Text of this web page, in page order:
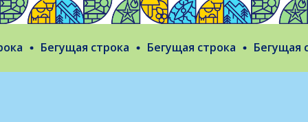
Бегущая строка Бегущая строка Бегущая